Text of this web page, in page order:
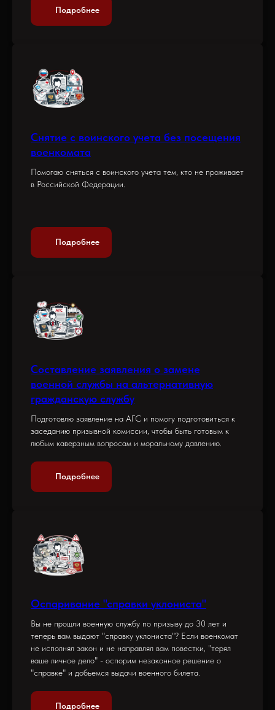
Подробнее
Снятие с воинского учета без посещения
военкомата
Помогаю сняться с воинского учета тем, кто не проживает
в Российской Федерации.
Подробнее
Составление заявления о замене
военной службы на альтернативную
гражданскую службу
Подготовлю заявление на АГС и помогу подготовиться к
заседанию призывной комиссии, чтобы быть готовым к
любым каверзным вопросам и моральному давлению.
Подробнее
Оспаривание "справки уклониста"
Вы не прошли военную службу по призыву до 30 лет и
теперь вам выдают "справку уклониста"? Если военкомат
не исполнял закон и не направлял вам повестки, "терял
ваше личное дело" - оспорим незаконное решение о
"справке" и добьемся выдачи военного билета.
Подробнее